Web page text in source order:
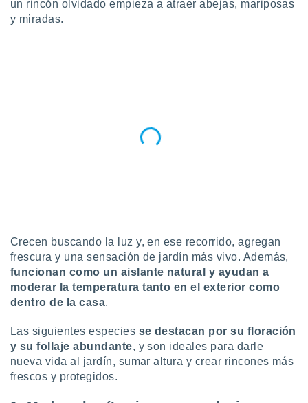
y
cookies
de
sitio
te
un rincón olvidado empieza a atraer abejas, mariposas
y miradas.
Crecen buscando la luz y, en ese recorrido, agregan
frescura y una sensación de jardín más vivo. Además,
funcionan como un aislante natural y ayudan a
moderar la temperatura tanto en el exterior como
dentro de la casa.
Las siguientes especies se destacan por su floración
y su follaje abundante, y son ideales para darle
nueva vida al jardín, sumar altura y crear rincones más
frescos y protegidos.